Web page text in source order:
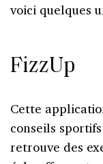
voici quelques
FizzUp
Cette
conseils
retrouve des